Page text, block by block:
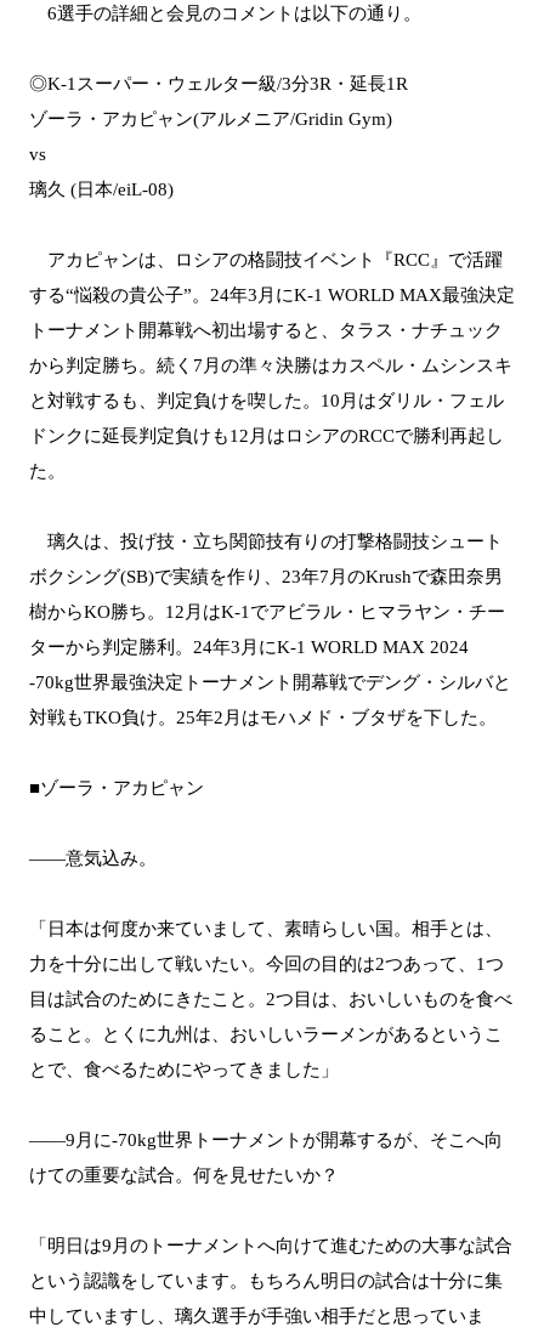
6選手の詳細と会見のコメントは以下の通り。
◎K-1スーパー・ウェルター級/3分3R・延長1R
ゾーラ・アカピャン(アルメニア/Gridin Gym)
vs
璃久 (日本/eiL-08)
アカピャンは、ロシアの格闘技イベント『RCC』で活躍
する“悩殺の貴公子”。24年3月にK-1 WORLD MAX最強決定
トーナメント開幕戦へ初出場すると、タラス・ナチュック
から判定勝ち。続く7月の準々決勝はカスペル・ムシンスキ
と対戦するも、判定負けを喫した。10月はダリル・フェル
ドンクに延長判定負けも12月はロシアのRCCで勝利再起し
た。
璃久は、投げ技・立ち関節技有りの打撃格闘技シュート
ボクシング(SB)で実績を作り、23年7月のKrushで森田奈男
樹からKO勝ち。12月はK-1でアビラル・ヒマラヤン・チー
ターから判定勝利。24年3月にK-1 WORLD MAX 2024
-70kg世界最強決定トーナメント開幕戦でデング・シルバと
対戦もTKO負け。25年2月はモハメド・ブタザを下した。
■ゾーラ・アカピャン
――意気込み。
「日本は何度か来ていまして、素晴らしい国。相手とは、
力を十分に出して戦いたい。今回の目的は2つあって、1つ
目は試合のためにきたこと。2つ目は、おいしいものを食べ
ること。とくに九州は、おいしいラーメンがあるというこ
とで、食べるためにやってきました」
――9月に-70kg世界トーナメントが開幕するが、そこへ向
けての重要な試合。何を見せたいか？
「明日は9月のトーナメントへ向けて進むための大事な試合
という認識をしています。もちろん明日の試合は十分に集
中していますし、璃久選手が手強い相手だと思っていま